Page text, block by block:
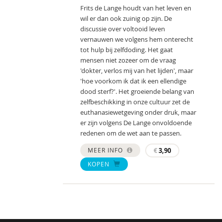
Frits de Lange houdt van het leven en
wil er dan ook zuinig op zijn. De
discussie over voltooid leven
vernauwen we volgens hem onterecht
tot hulp bij zelfdoding. Het gaat
mensen niet zozeer om de vraag
'dokter, verlos mij van het lijden', maar
'hoe voorkom ik dat ik een ellendige
dood sterf?'. Het groeiende belang van
zelfbeschikking in onze cultuur zet de
euthanasiewetgeving onder druk, maar
er zijn volgens De Lange onvoldoende
redenen om de wet aan te passen.
MEER INFO €3,90
KOPEN